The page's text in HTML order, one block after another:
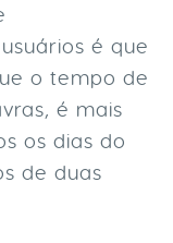
é que
o tempo de
é mais
os dias do
de duas